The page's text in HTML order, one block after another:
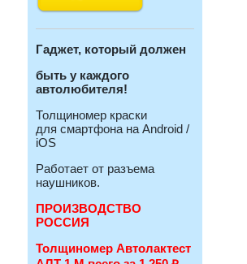
Гаджет, который должен
быть у каждого
автолюбителя!
Толщиномер краски
для смартфона на Android /
iOS
Работает от разъема
наушников.
ПРОИЗВОДСТВО
РОССИЯ
Толщиномер Автолактест